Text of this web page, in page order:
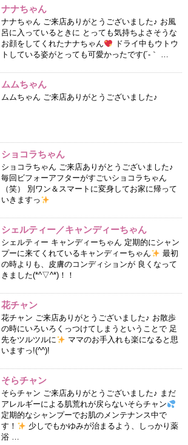
ナナちゃん
ナナちゃん ご来店ありがとうございました♪ お風
呂に入っているときに とっても気持ちよさそうな
お顔をしてくれたナナちゃん
ドライ中もウトウ
トしている姿がとっても可愛かったです(´-｀ …
ムムちゃん
ムムちゃん ご来店ありがとうございました♪
ショコラちゃん
ショコラちゃん ご来店ありがとうございました♪
毎回ビフォーアフターがすごいショコラちゃん
（笑） 別ワン＆スマートに変身してお家に帰って
いきますっ
シェルティー／キャンディーちゃん
シェルティー キャンディーちゃん 定期的にシャン
プーに来てくれているキャンディーちゃん
最初
の時よりも、皮膚のコンディションが 良くなって
きました(*^▽^*)！！
花チャン
花チャン ご来店ありがとうございました♪ お散歩
の時にいろいろくっつけてしまうということで 足
先をツルツルに
ママのお手入れも楽になると思
いますっ!(^^)!
そらチャン
そらチャン ご来店ありがとうございました♪ まだ
アレルギーによる肌荒れが戻らないそらチャン
定期的なシャンプーでお肌のメンテナンス中で
す！
少しでもかゆみが治まるよう、しっかり薬
浴 …